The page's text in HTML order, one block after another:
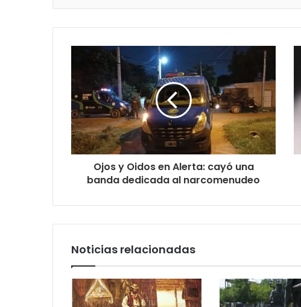
Ojos y Oidos en Alerta: cayó una
banda dedicada al narcomenudeo
Noticias relacionadas